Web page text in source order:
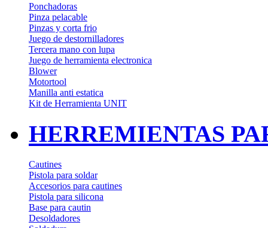
Ponchadoras
Pinza pelacable
Pinzas y corta frio
Juego de destornilladores
Tercera mano con lupa
Juego de herramienta electronica
Blower
Motortool
Manilla anti estatica
Kit de Herramienta UNIT
HERREMIENTAS
Cautines
Pistola para soldar
Accesorios para cautines
Pistola para silicona
Base para cautin
Desoldadores